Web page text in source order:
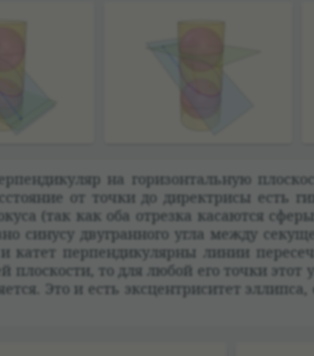
на гори­зон­таль­ную
от точки до дирек­трисы есть
(так как оба отрезка касаются
синусу дву­гран­ного угла между
катет перпен­ди­ку­лярны линии
то для любой его точки этот
Это и есть экс­цен­три­си­тет